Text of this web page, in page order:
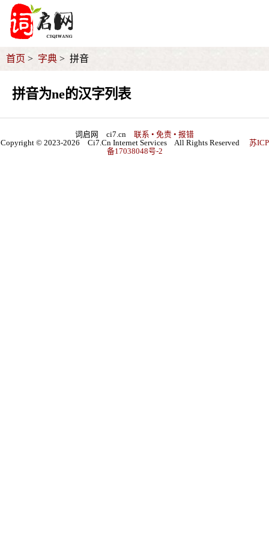
首页 字典 拼音
拼音为ne的汉字列表
词启网 ci7.cn 联系 • 免责 • 报错
Copyright © 2023-2026 Ci7.Cn Internet Services All Rights Reserved
苏ICP
备17038048号-2